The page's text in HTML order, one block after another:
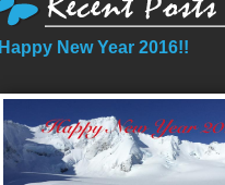
Happy New Year 2016!!